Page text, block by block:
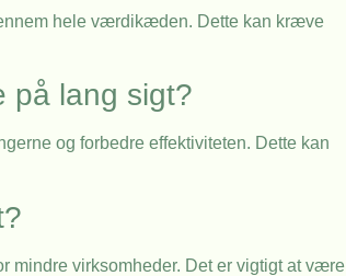
hele værdikæden. Dette kan kræve
på lang sigt?
og forbedre effektiviteten. Dette kan
mindre virksomheder. Det er vigtigt at være